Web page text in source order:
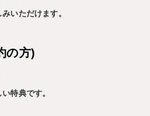
いただけます。
の方)
特典です。